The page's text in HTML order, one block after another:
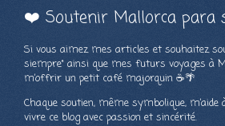
❤️ Soutenir Mallorca para
Si vous aimez mes articles et souhaitez
siempre" ainsi que mes futurs voyages à
m’offrir un petit café majorquin ☕🌴
Chaque soutien, même symbolique,
vivre ce blog avec passion et sincérité.